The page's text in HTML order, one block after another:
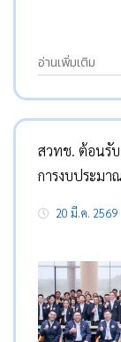
อ่านเพิ่มเติม
สวทช. ต้อนรั
การงบประม
20 มี.ค. 2569